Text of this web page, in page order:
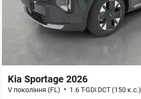
Kia Sportage 2026
V покоління (FL) • 1.6 T-GDi DCT (150 к.с.)